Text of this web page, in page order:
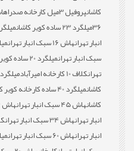
کاشانپروفیل 3میل کارخانه صدرا هاش 10
36میلگرد 23 ساده کویر کاشان میلگرد 14 ساده
انبار تهرانهاش 16 سبک انبار تهران
سبک انبار تهرانمیلگرد 20 ساده کویر کاشان
تهرانکلاف 10 کارخانه امیرآباد
کاشانمیلگرد 40 ساده کارخانه کویر کاشان
کاشانهاش 45 سبک انبار تهران هاش 14 سبک انبار تهران
انبار تهرانهاش 34 سبک انبار تهران
انبار تهرانهاش 60 سبک انبار تهران